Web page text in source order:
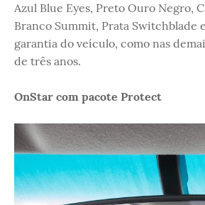
Azul Blue Eyes, Preto Ouro Negro,
Branco Summit, Prata Switchblade
garantia do veículo, como nas
de três anos.
OnStar com pacote Protect